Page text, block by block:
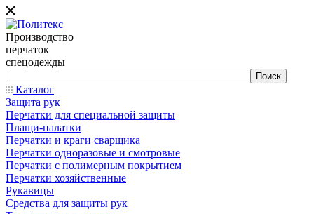
Производство
перчаток
спецодежды
Каталог
Защита рук
Перчатки для специальной защиты
Плащи-палатки
Перчатки и краги сварщика
Перчатки одноразовые и смотровые
Перчатки с полимерным покрытием
Перчатки хозяйственные
Рукавицы
Средства для защиты рук